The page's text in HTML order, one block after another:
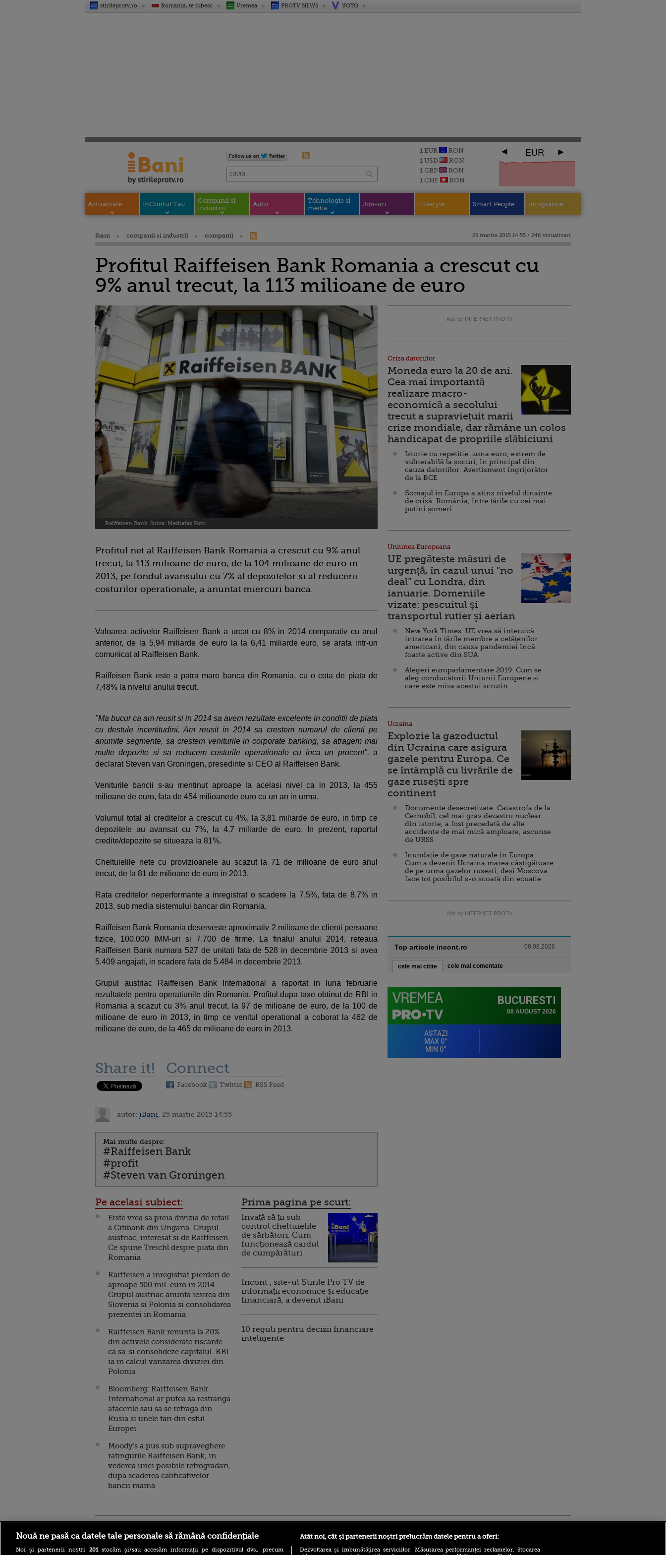
stirileprotv.ro Romania, te iubesc Vremea PROTV NEWS VOYO
1 EUR
RON
1 USD
RON
1 GBP
RON
1 CHF
RON
EUR
Actualitate inContul Tau
Companii si
industrii
Auto
Tehnologie si
media
Job-uri Lifestyle Smart People Infografice
ibani companii si industrii companii 25 martie 2015 14:55 / 246 vizualizari
Profitul Raiffeisen Bank Romania a crescut cu
9% anul trecut, la 113 milioane de euro
Raiffeisen Bank. Sursa: Mediafax Foto
Profitul net al Raiffeisen Bank Romania a crescut cu 9% anul
trecut, la 113 milioane de euro, de la 104 milioane de euro in
2013, pe fondul avansului cu 7% al depozitelor si al reducerii
costurilor operationale, a anuntat miercuri banca.
Valoarea activelor Raiffeisen Bank a urcat cu 8% in 2014 comparativ cu anul
anterior, de la 5,94 miliarde de euro la la 6,41 miliarde euro, se arata intr-un
comunicat al Raiffeisen Bank.
Raiffeisen Bank este a patra mare banca din Romania, cu o cota de piata de
7,48% la nivelul anului trecut.
"Ma bucur ca am reusit si in 2014 sa avem rezultate excelente in conditii de piata
cu destule incertitudini. Am reusit in 2014 sa crestem numarul de clienti pe
anumite segmente, sa crestem veniturile in corporate banking, sa atragem mai
multe depozite si sa reducem costurile operationale cu inca un procent", a
declarat Steven van Groningen, presedinte si CEO al Raiffeisen Bank.
Veniturile bancii s-au mentinut aproape la acelasi nivel ca in 2013, la 455
milioane de euro, fata de 454 milioanede euro cu un an in urma.
Volumul total al creditelor a crescut cu 4%, la 3,81 miliarde de euro, in timp ce
depozitele au avansat cu 7%, la 4,7 miliarde de euro. In prezent, raportul
credite/depozite se situeaza la 81%.
Cheltuielile nete cu provizioanele au scazut la 71 de milioane de euro anul
trecut, de la 81 de milioane de euro in 2013.
Rata creditelor neperformante a inregistrat o scadere la 7,5%, fata de 8,7% in
2013, sub media sistemului bancar din Romania.
Raiffeisen Bank Romania deserveste aproximativ 2 milioane de clienti persoane
fizice, 100.000 IMM-uri si 7.700 de firme. La finalul anului 2014, reteaua
Raiffeisen Bank numara 527 de unitati fata de 528 in decembrie 2013 si avea
5.409 angajati, in scadere fata de 5.484 in decembrie 2013.
Grupul austriac Raiffeisen Bank International a raportat in luna februarie
rezultatele pentru operatiunile din Romania. Profitul dupa taxe obtinut de RBI in
Romania a scazut cu 3% anul trecut, la 97 de milioane de euro, de la 100 de
milioane de euro in 2013, in timp ce venitul operational a coborat la 462 de
milioane de euro, de la 465 de milioane de euro in 2013.
Share it! Connect
Facebook Twitter RSS Feed
autor: iBani , 25 martie 2015 14:55
Mai multe despre:
#Raiffeisen Bank
#profit
#Steven van Groningen
Pe acelasi subiect:
Erste vrea sa preia divizia de retail
a Citibank din Ungaria. Grupul
austriac, interesat si de Raiffeisen.
Ce spune Treichl despre piata din
Romania
Raiffeisen a inregistrat pierderi de
aproape 500 mil. euro in 2014.
Grupul austriac anunta iesirea din
Slovenia si Polonia si consolidarea
prezentei in Romania
Raiffeisen Bank renunta la 20%
din activele considerate riscante
ca sa-si consolideze capitalul. RBI
ia in calcul vanzarea diviziei din
Polonia
Bloomberg: Raiffeisen Bank
International ar putea sa restranga
afacerile sau sa se retraga din
Rusia si unele tari din estul
Europei
Moody’s a pus sub supraveghere
ratingurile Raiffeisen Bank, in
vederea unei posibile retrogradari,
dupa scaderea calificativelor
bancii mama
Prima pagina pe scurt:
Invață să ții sub
control cheltuielile
de sărbători. Cum
funcționează cardul
de cumpărături
Incont , site-ul Știrile Pro TV de
informații economice și educație
financiară, a devenit iBani
10 reguli pentru decizii financiare
inteligente
Ads by INTERNET PROTV
Criza datoriilor
Moneda euro la 20 de ani.
Cea mai importantă
realizare macro-
economică a secolului
trecut a supraviețuit marii
crize mondiale, dar rămâne un colos
handicapat de propriile slăbiciuni
Istorie cu repetiție: zona euro, extrem de
vulnerabilă la șocuri, în principal din
cauza datoriilor. Avertisment îngrijorător
de la BCE
Șomajul în Europa a atins nivelul dinainte
de criză. România, între țările cu cei mai
puțini șomeri
Uniunea Europeana
UE pregătește măsuri de
urgență, în cazul unui ”no
deal” cu Londra, din
ianuarie. Domeniile
vizate: pescuitul şi
transportul rutier şi aerian
New York Times: UE vrea să interzică
intrarea în țările membre a cetăţenilor
americani, din cauza pandemiei încă
foarte active din SUA
Alegeri europarlamentare 2019: Cum se
aleg conducătorii Uniunii Europene și
care este miza acestui scrutin
Ucraina
Explozie la gazoductul
din Ucraina care asigura
gazele pentru Europa. Ce
se întâmplă cu livrările de
gaze rusești spre
continent
Documente desecretizate: Catastrofa de la
Cernobîl, cel mai grav dezastru nuclear
din istorie, a fost precedată de alte
accidente de mai mică amploare, ascunse
de URSS
Inundație de gaze naturale în Europa.
Cum a devenit Ucraina marea câștigătoare
de pe urma gazelor rusești, deși Moscova
face tot posibilul s-o scoată din ecuație
Ads by INTERNET PROTV
Top articole incont.ro 08.08.2026
cele mai citite cele mai comentate
Nouă ne pasă ca datele tale personale să rămână confidențiale
Noi și partenerii noștri 201stocăm și/sau accesăm informații pe dispozitivul dvs., precum
Atât noi, cât și partenerii noștri prelucrăm datele pentru a oferi:
Dezvoltarea și îmbunătățirea serviciilor. Măsurarea performanței reclamelor. Stocarea